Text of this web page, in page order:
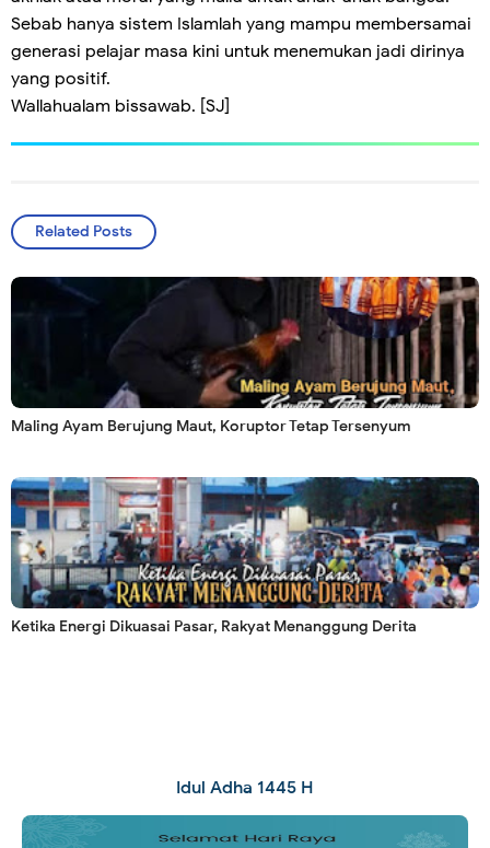
Sebab hanya sistem Islamlah yang mampu membersamai
generasi pelajar masa kini untuk menemukan jadi dirinya
yang positif.
Wallahualam bissawab. [SJ]
Related Posts
Maling Ayam Berujung Maut, Koruptor Tetap Tersenyum
Ketika Energi Dikuasai Pasar, Rakyat Menanggung Derita
Idul Adha 1445 H